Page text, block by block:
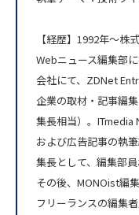
【経歴】1992年～株
Webニュース編集部
会社にて、ZDNet
企業の取材・記事編
集長相当）。ITmedia
および広告記事の執
集長として、編集部
その後、MONOist編
フリーランスの編集